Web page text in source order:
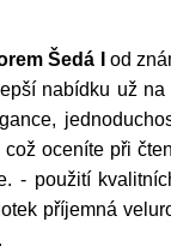
Šedá I od
nabídku už
oceníte při
- použití
příjemná